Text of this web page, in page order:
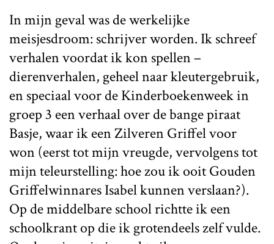
In mijn geval was de werkelijke
meisjesdroom: schrijver worden. Ik schreef
verhalen voordat ik kon spellen –
dierenverhalen, geheel naar kleutergebruik,
en speciaal voor de Kinderboekenweek in
groep 3 een verhaal over de bange piraat
Basje, waar ik een Zilveren Griffel voor
won (eerst tot mijn vreugde, vervolgens tot
mijn teleurstelling: hoe zou ik ooit Gouden
Griffelwinnares Isabel kunnen verslaan?).
Op de middelbare school richtte ik een
schoolkrant op die ik grotendeels zelf vulde.